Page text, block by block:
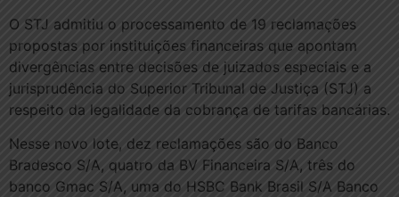
O STJ admitiu o processamento de 19 reclamações
propostas por instituições financeiras que apontam
divergências entre decisões de juizados especiais e a
jurisprudência do Superior Tribunal de Justiça (STJ) a
respeito da legalidade da cobrança de tarifas bancárias.
Nesse novo lote, dez reclamações são do Banco
Bradesco S/A, quatro da BV Financeira S/A, três do
banco Gmac S/A, uma do HSBC Bank Brasil S/A Banco